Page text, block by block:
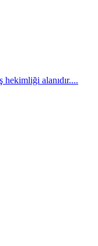
hekimliği alanıdır....